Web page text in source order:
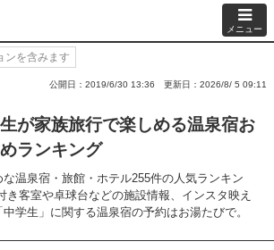
メニュー
ンを含みます
公開日：2019/6/30 13:36 更新日：2026/8/ 5 09:11
が家族旅行で楽しめる温泉宿お
ランキング
な温泉宿・旅館・ホテル255件の人気ランキン
き客室や卓球台などの施設情報、インスタ映え
学生」に関する温泉宿の予約はお湯たびで。